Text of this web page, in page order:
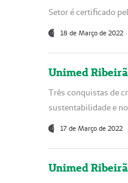
Setor é certificado
18 de Março de 2022
Unimed
Três conquistas de
sustentabilidade e
17 de Março de 2022
Unimed